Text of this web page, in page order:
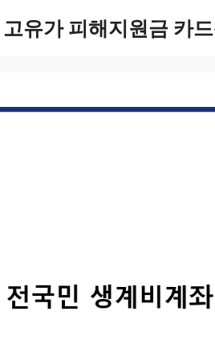
유가 피해지원금 카